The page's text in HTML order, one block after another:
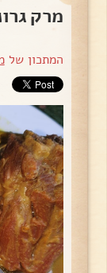
מרק
המתכון של